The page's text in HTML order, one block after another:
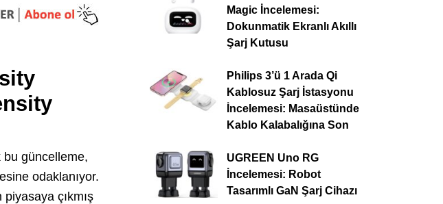
bu güncelleme,
odaklanıyor.
çıkmış
Magic İncelemesi:
Dokunmatik Ekranlı Akıllı
Şarj Kutusu
Philips 3’ü 1 Arada Qi
Kablosuz Şarj İstasyonu
İncelemesi: Masaüstünde
Kablo Kalabalığına Son
UGREEN Uno RG
İncelemesi: Robot
Tasarımlı GaN Şarj Cihazı